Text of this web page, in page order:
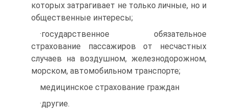
которых затрагивает не только личные, но и
общественные интересы;
·государственное обязательное
страхование пассажиров от несчастных
случаев на воздушном, железнодорожном,
морском, автомобильном транспорте;
медицинское страхование граждан
·другие.